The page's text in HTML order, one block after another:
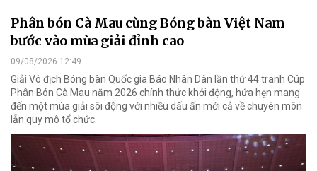
Phân bón Cà Mau cùng Bóng bàn Việt Nam
bước vào mùa giải đỉnh cao
09/08/2026 12:49
Giải Vô địch Bóng bàn Quốc gia Báo Nhân Dân lần thứ 44 tranh Cúp
Phân Bón Cà Mau năm 2026 chính thức khởi động, hứa hẹn mang
đến một mùa giải sôi động với nhiều dấu ấn mới cả về chuyên môn
lẫn quy mô tổ chức.